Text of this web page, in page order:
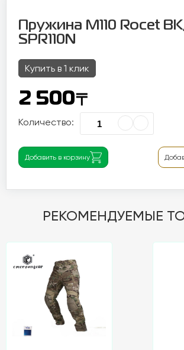
Пружина M110 Rocet
SPR110N
Купить в 1 клик
2 500〒
Количество:
Добавить в корзину
РЕКОМЕНДУЕМЫЕ